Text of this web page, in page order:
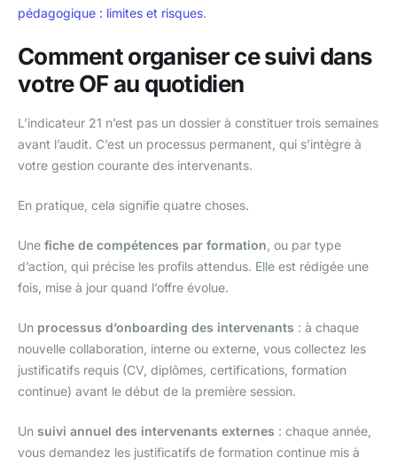
pédagogique : limites et risques.
Comment organiser ce suivi dans
votre OF au quotidien
L’indicateur 21 n’est pas un dossier à constituer trois semaines
avant l’audit. C’est un processus permanent, qui s’intègre à
votre gestion courante des intervenants.
En pratique, cela signifie quatre choses.
Une fiche de compétences par formation , ou par type
d’action, qui précise les profils attendus. Elle est rédigée une
fois, mise à jour quand l’offre évolue.
Un processus d’onboarding des intervenants : à chaque
nouvelle collaboration, interne ou externe, vous collectez les
justificatifs requis (CV, diplômes, certifications, formation
continue) avant le début de la première session.
Un suivi annuel des intervenants externes : chaque année,
vous demandez les justificatifs de formation continue mis à